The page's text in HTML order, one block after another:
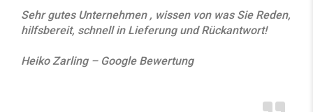
Sehr gutes Unternehmen , wissen von was Sie Reden,
hilfsbereit, schnell in Lieferung und Rückantwort!
Heiko Zarling – Google Bewertung